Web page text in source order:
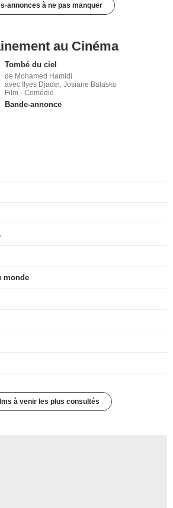
annonces à ne pas manquer
au Cinéma
Tombé du ciel
de Mohamed Hamidi
avec Ilyes Djadel, Josiane Balasko
Film - Comédie
Bande-annonce
monde
à venir les plus consultés